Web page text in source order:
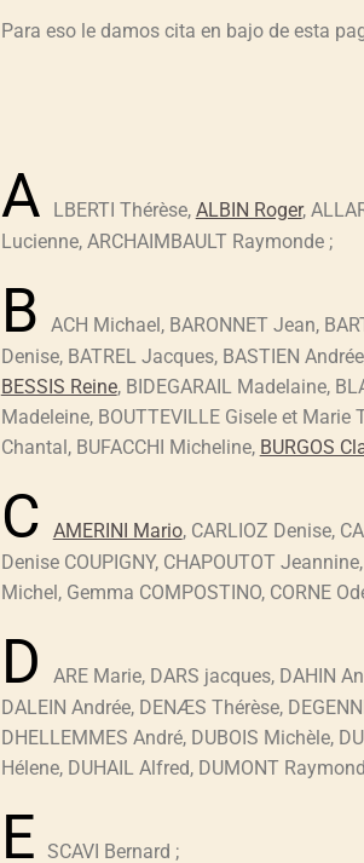
Para eso le damos cita en bajo de esta
A LBERTI Thérèse, ALBIN Roger,
Lucienne, ARCHAIMBAULT Raymonde ;
B
ACH Michael, BARONNET Jean,
Denise, BATREL Jacques, BASTIEN
BESSIS Reine, BIDEGARAIL Madelaine,
Madeleine, BOUTTEVILLE Gisele et Marie
Chantal, BUFACCHI Micheline, BURGOS
C AMERINI Mario, CARLIOZ Denise,
Denise COUPIGNY, CHAPOUTOT
Michel, Gemma COMPOSTINO, CORNE
D ARE Marie, DARS jacques, DAHIN
DALEIN Andrée, DENÆS Thérèse,
DHELLEMMES André, DUBOIS Michèle,
Hélene, DUHAIL Alfred, DUMONT
E SCAVI Bernard ;